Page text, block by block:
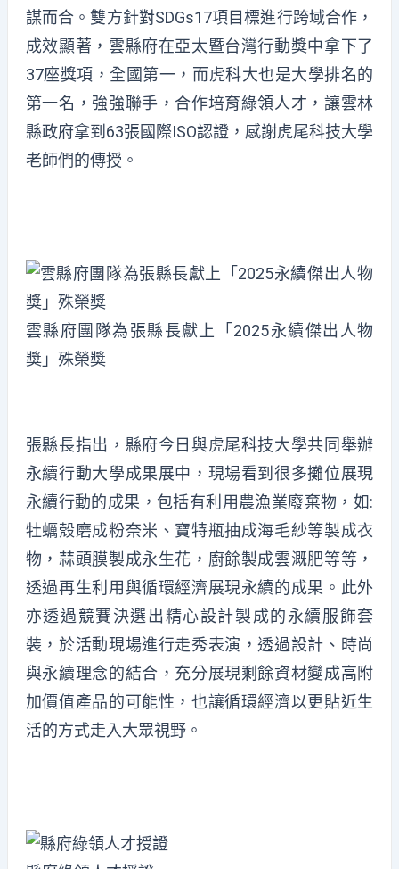
謀而合。雙方針對SDGs17項目標進行跨域合作，
成效顯著，雲縣府在亞太暨台灣行動獎中拿下了
37座獎項，全國第一，而虎科大也是大學排名的
第一名，強強聯手，合作培育綠領人才，讓雲林
縣政府拿到63張國際ISO認證，感謝虎尾科技大學
老師們的傳授。
雲縣府團隊為張縣長獻上「2025永續傑出人物
獎」殊榮獎
張縣長指出，縣府今日與虎尾科技大學共同舉辦
永續行動大學成果展中，現場看到很多攤位展現
永續行動的成果，包括有利用農漁業廢棄物，如:
牡蠣殼磨成粉奈米、寶特瓶抽成海毛紗等製成衣
物，蒜頭膜製成永生花，廚餘製成雲溉肥等等，
透過再生利用與循環經濟展現永續的成果。此外
亦透過競賽決選出精心設計製成的永續服飾套
裝，於活動現場進行走秀表演，透過設計、時尚
與永續理念的結合，充分展現剩餘資材變成高附
加價值產品的可能性，也讓循環經濟以更貼近生
活的方式走入大眾視野。